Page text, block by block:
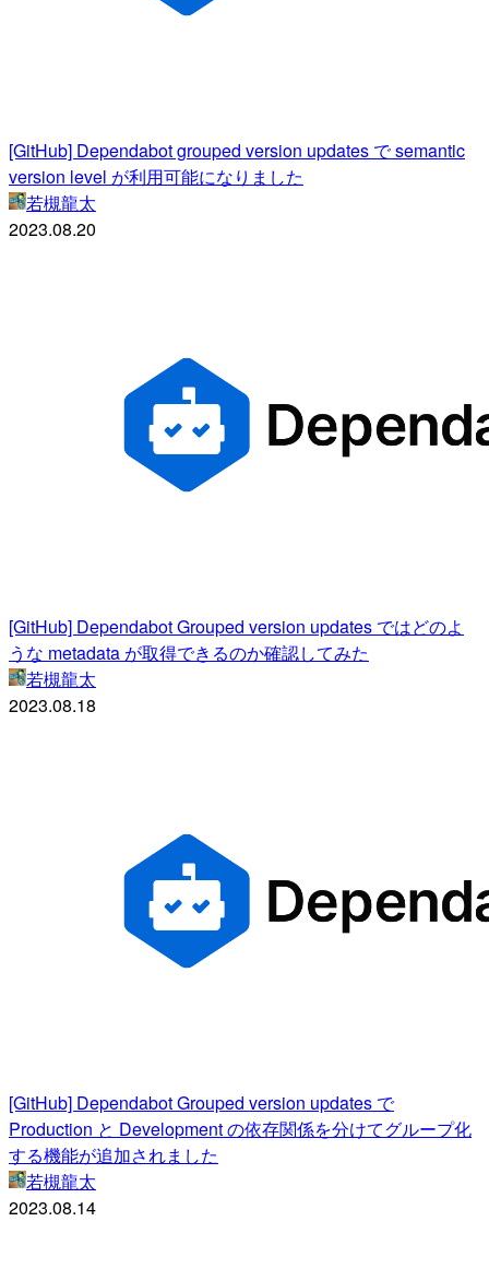
[GitHub] Dependabot grouped version updates で semantic
version level が利用可能になりました
若槻龍太
2023.08.20
[GitHub] Dependabot Grouped version updates ではどのよ
うな metadata が取得できるのか確認してみた
若槻龍太
2023.08.18
[GitHub] Dependabot Grouped version updates で
Production と Development の依存関係を分けてグループ化
する機能が追加されました
若槻龍太
2023.08.14